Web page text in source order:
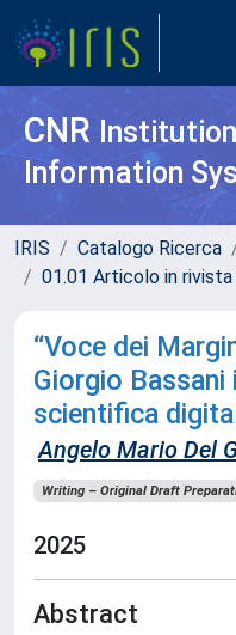
CNR
Information
IRIS Catalogo Ricerca
01.01 Articolo in rivista
“Voce dei
Giorgio Bassani
scientifica
Angelo Mario Del
Writing – Original Draft
2025
Abstract